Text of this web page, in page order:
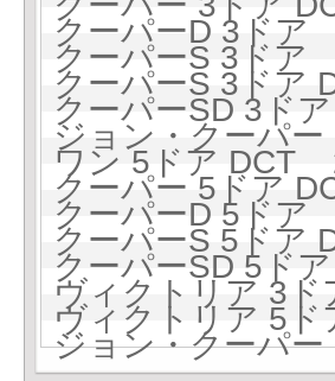
クーパーD 3ド
クーパーS 3ド
クーパーS 3ド
クーパーSD 3ド
ジョン・クーパ
ワン 5ドア DCT
クーパー 5ドア
クーパーD 5ド
クーパーS 5ド
クーパーSD 5ド
ヴィクトリア 3
ヴィクトリア 5
ジョン・クーパ